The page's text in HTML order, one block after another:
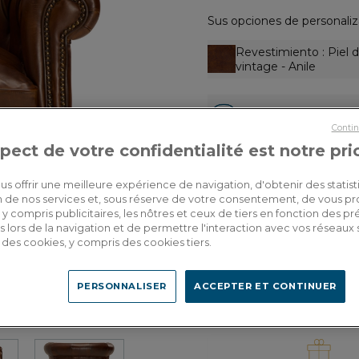
Sus opciones de
Revestimiento : Piel
vintage - Anile
1.650,00€
d'écopart
Por favor,
Entrega a medida
Calcular mis
de votre confidentialité est notre
offrir une meilleure expérience de navigation, d'obtenir des
de nos services et, sous réserve de votre consentement, de vous
y compris publicitaires, les nôtres et ceux de tiers en fonction des
lors de la navigation et de permettre l'interaction avec vos réseaux
des cookies, y compris des cookies tiers.
ACCEPTER ET CONTINUER
PERSONNALISER